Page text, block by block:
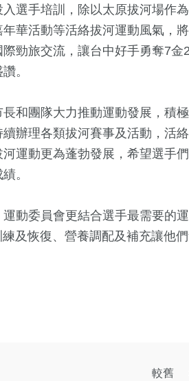
選手培訓，除以太原拔河場作
華活動等活絡拔河運動風氣，
勁旅交流，讓台中好手勇奪7金
。
和團隊大力推動運動發展，積
辦理各類拔河賽事及活動，活
運動更為蓬勃發展，希望選手
。
動委員會更結合選手最需要的
及恢復、營養調配及補充讓他
較舊
4 +
兩岸佛教文化交
流專區
69+
美食